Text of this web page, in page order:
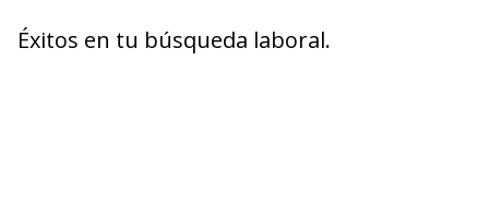
Éxitos en tu búsqueda laboral.